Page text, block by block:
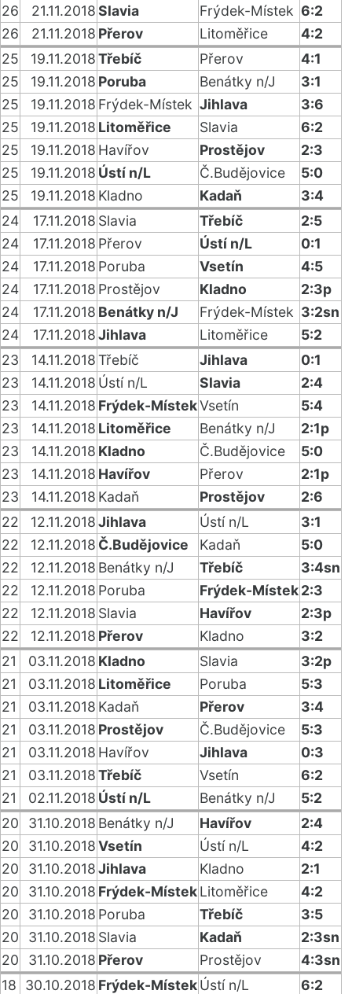
26
21.11.2018Slavia Frýdek-Místek 6:2
26
21.11.2018 Přerov Litoměřice
4:2
25
19.11.2018Třebíč Přerov
4:1
25
19.11.2018 Poruba Benátky n/J
3:1
25
19.11.2018 Frýdek-Místek Jihlava
3:6
25
19.11.2018 Litoměřice Slavia
6:2
25
19.11.2018 Havířov Prostějov
2:3
25
19.11.2018 Ústí n/L Č.Budějovice
5:0
25
19.11.2018 Kladno Kadaň
3:4
24
17.11.2018 Slavia Třebíč
2:5
24
17.11.2018 Přerov Ústí n/L
0:1
24
17.11.2018 Poruba Vsetín
4:5
24
17.11.2018 Prostějov Kladno
2:3p
24
17.11.2018 Benátky n/J Frýdek-Místek 3:2sn
24
17.11.2018Jihlava Litoměřice
5:2
23
14.11.2018Třebíč Jihlava
0:1
23
14.11.2018 Ústí n/L Slavia
2:4
23
14.11.2018 Frýdek-MístekVsetín
5:4
23
14.11.2018 Litoměřice Benátky n/J
2:1p
23
14.11.2018 Kladno Č.Budějovice
5:0
23
14.11.2018 Havířov Přerov
2:1p
23
14.11.2018 Kadaň Prostějov
2:6
22
12.11.2018Jihlava Ústí n/L
3:1
22
12.11.2018 Č.Budějovice Kadaň
5:0
22
12.11.2018 Benátky n/J Třebíč
3:4sn
22
12.11.2018 Poruba Frýdek-Místek2:3
22
12.11.2018 Slavia Havířov
2:3p
22
12.11.2018 Přerov Kladno
3:2
21
03.11.2018 Kladno Slavia
3:2p
21
03.11.2018 Litoměřice Poruba
5:3
21
03.11.2018 Kadaň Přerov
3:4
21
03.11.2018 Prostějov Č.Budějovice
5:3
21
03.11.2018 Havířov Jihlava
0:3
21
03.11.2018Třebíč Vsetín
6:2
21
02.11.2018 Ústí n/L Benátky n/J
5:2
20
31.10.2018 Benátky n/J Havířov
2:4
20
31.10.2018Vsetín Ústí n/L
4:2
20
31.10.2018Jihlava Kladno
2:1
20
31.10.2018 Frýdek-MístekLitoměřice
4:2
20
31.10.2018 Poruba Třebíč
3:5
20
31.10.2018 Slavia Kadaň
2:3sn
20
31.10.2018 Přerov Prostějov
4:3sn
18
30.10.2018 Frýdek-MístekÚstí n/L
6:2